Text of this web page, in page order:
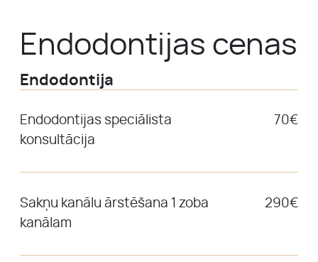
Endodontijas cenas
Endodontija
Endodontijas speciālista
konsultācija
70€
Sakņu kanālu ārstēšana 1 zoba
kanālam
290€